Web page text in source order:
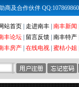
商及合作伙伴
站首页 走进南丰 南丰新闻
丰论坛
留言反馈 南丰特产
丰房产 在线电视 蜜桔小姐